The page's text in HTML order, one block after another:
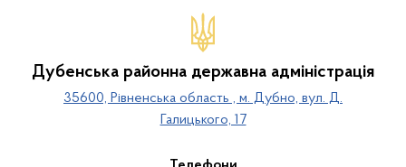
Дубенська районна державна адміністрація
35600, Рівненська область , м. Дубно, вул. Д.
Галицького, 17